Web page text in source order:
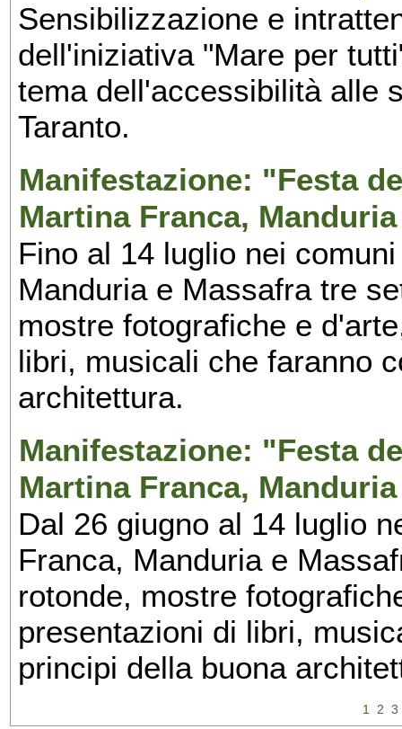
Sensibilizzazione e
dell'iniziativa "Mare per
tema dell'accessibilità alle
Taranto.
Manifestazione: "Festa
Martina Franca,
Fino al 14 luglio nei
Manduria e Massafra tre
mostre fotografiche e
libri, musicali che faranno
architettura.
Manifestazione: "Festa
Martina Franca,
Dal 26 giugno al 14 luglio
Franca, Manduria e
rotonde, mostre
presentazioni di libri,
principi della buona
1 2 3